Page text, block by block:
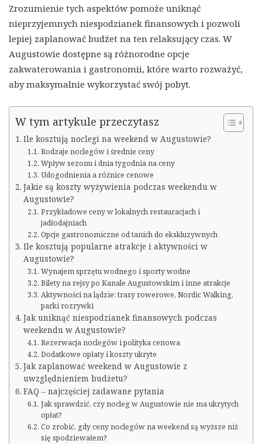
Zrozumienie tych aspektów pomoże uniknąć
nieprzyjemnych niespodzianek finansowych i pozwoli
lepiej zaplanować budżet na ten relaksujący czas. W
Augustowie dostępne są różnorodne opcje
zakwaterowania i gastronomii, które warto rozważyć,
aby maksymalnie wykorzystać swój pobyt.
W tym artykule przeczytasz
Ile kosztują noclegi na weekend w Augustowie?
Rodzaje noclegów i średnie ceny
Wpływ sezonu i dnia tygodnia na ceny
Udogodnienia a różnice cenowe
Jakie są koszty wyżywienia podczas weekendu w
Augustowie?
Przykładowe ceny w lokalnych restauracjach i
jadłodajniach
Opcje gastronomiczne od tanich do ekskluzywnych
Ile kosztują popularne atrakcje i aktywności w
Augustowie?
Wynajem sprzętu wodnego i sporty wodne
Bilety na rejsy po Kanale Augustowskim i inne atrakcje
Aktywności na lądzie: trasy rowerowe, Nordic Walking,
parki rozrywki
Jak uniknąć niespodzianek finansowych podczas
weekendu w Augustowie?
Rezerwacja noclegów i polityka cenowa
Dodatkowe opłaty i koszty ukryte
Jak zaplanować weekend w Augustowie z
uwzględnieniem budżetu?
FAQ – najczęściej zadawane pytania
Jak sprawdzić, czy nocleg w Augustowie nie ma ukrytych
opłat?
Co zrobić, gdy ceny noclegów na weekend są wyższe niż
się spodziewałem?